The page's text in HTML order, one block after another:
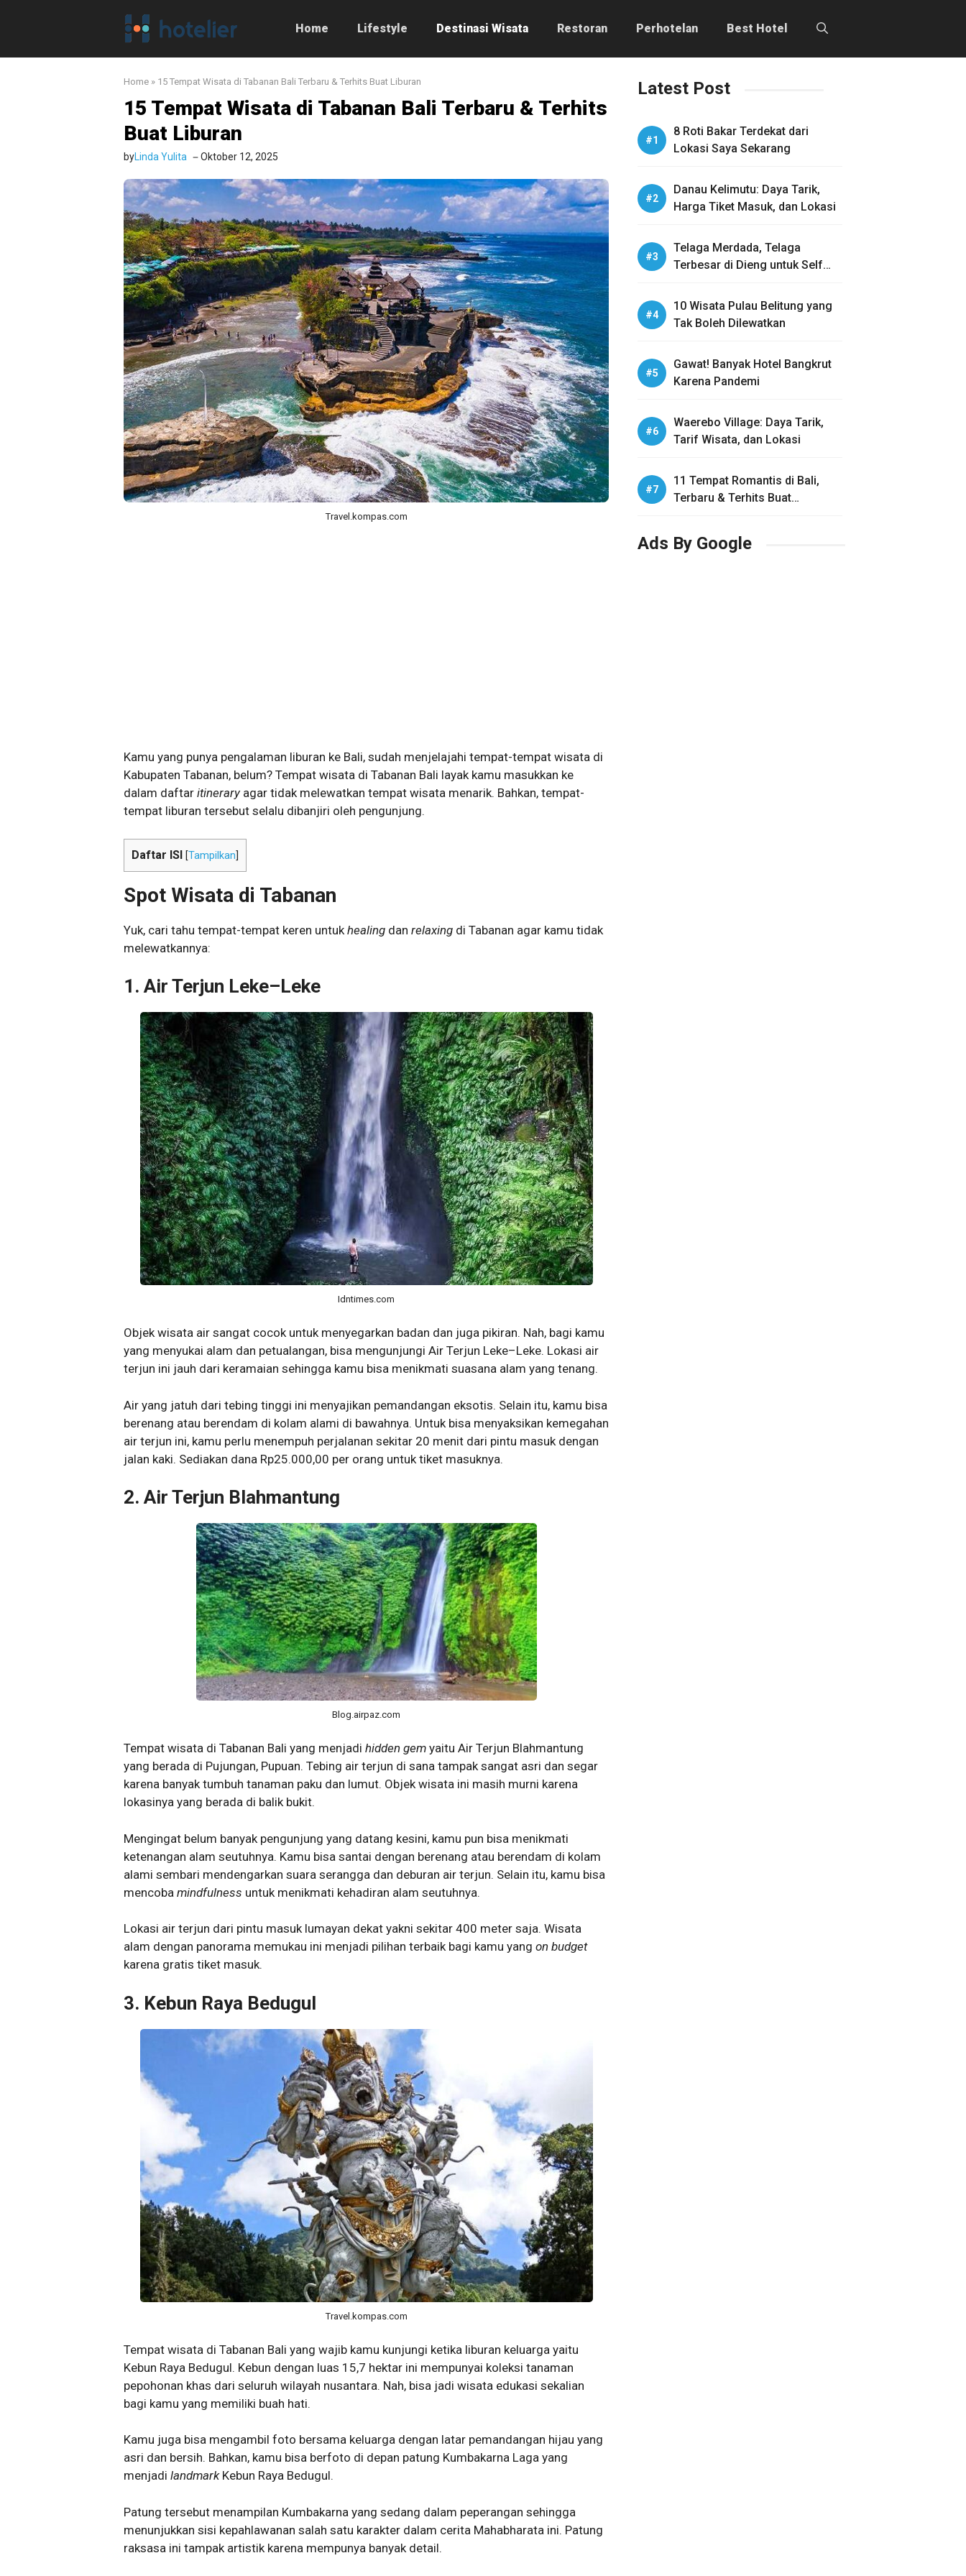
Home Lifestyle Destinasi Wisata Restoran Perhotelan Best Hotel
Home » 15 Tempat Wisata di Tabanan Bali Terbaru & Terhits Buat Liburan
15 Tempat Wisata di Tabanan Bali Terbaru & Terhits
Buat Liburan
byLinda Yulita Oktober 12, 2025
Travel.kompas.com
Kamu yang punya pengalaman liburan ke Bali, sudah menjelajahi tempat-tempat wisata di
Kabupaten Tabanan, belum? Tempat wisata di Tabanan Bali layak kamu masukkan ke
dalam daftar itinerary agar tidak melewatkan tempat wisata menarik. Bahkan, tempat-
tempat liburan tersebut selalu dibanjiri oleh pengunjung.
Daftar ISI [Tampilkan
Spot Wisata di Tabanan
Yuk, cari tahu tempat-tempat keren untuk healing dan relaxing di Tabanan agar kamu tidak
melewatkannya:
1. Air Terjun Leke–Leke
Idntimes.com
Objek wisata air sangat cocok untuk menyegarkan badan dan juga pikiran. Nah, bagi kamu
yang menyukai alam dan petualangan, bisa mengunjungi Air Terjun Leke–Leke. Lokasi air
terjun ini jauh dari keramaian sehingga kamu bisa menikmati suasana alam yang tenang.
Air yang jatuh dari tebing tinggi ini menyajikan pemandangan eksotis. Selain itu, kamu bisa
berenang atau berendam di kolam alami di bawahnya. Untuk bisa menyaksikan kemegahan
air terjun ini, kamu perlu menempuh perjalanan sekitar 20 menit dari pintu masuk dengan
jalan kaki. Sediakan dana Rp25.000,00 per orang untuk tiket masuknya.
2. Air Terjun Blahmantung
Blog.airpaz.com
Tempat wisata di Tabanan Bali yang menjadi hidden gem yaitu Air Terjun Blahmantung
yang berada di Pujungan, Pupuan. Tebing air terjun di sana tampak sangat asri dan segar
karena banyak tumbuh tanaman paku dan lumut. Objek wisata ini masih murni karena
lokasinya yang berada di balik bukit.
Mengingat belum banyak pengunjung yang datang kesini, kamu pun bisa menikmati
ketenangan alam seutuhnya. Kamu bisa santai dengan berenang atau berendam di kolam
alami sembari mendengarkan suara serangga dan deburan air terjun. Selain itu, kamu bisa
mencoba mindfulness untuk menikmati kehadiran alam seutuhnya.
Lokasi air terjun dari pintu masuk lumayan dekat yakni sekitar 400 meter saja. Wisata
alam dengan panorama memukau ini menjadi pilihan terbaik bagi kamu yang on budget
karena gratis tiket masuk.
3. Kebun Raya Bedugul
Travel.kompas.com
Tempat wisata di Tabanan Bali yang wajib kamu kunjungi ketika liburan keluarga yaitu
Kebun Raya Bedugul. Kebun dengan luas 15,7 hektar ini mempunyai koleksi tanaman
pepohonan khas dari seluruh wilayah nusantara. Nah, bisa jadi wisata edukasi sekalian
bagi kamu yang memiliki buah hati.
Kamu juga bisa mengambil foto bersama keluarga dengan latar pemandangan hijau yang
asri dan bersih. Bahkan, kamu bisa berfoto di depan patung Kumbakarna Laga yang
menjadi landmark Kebun Raya Bedugul.
Patung tersebut menampilan Kumbakarna yang sedang dalam peperangan sehingga
menunjukkan sisi kepahlawanan salah satu karakter dalam cerita Mahabharata ini. Patung
raksasa ini tampak artistik karena mempunya banyak detail.
Latest Post
8 Roti Bakar Terdekat dari
Lokasi Saya Sekarang
Danau Kelimutu: Daya Tarik,
Harga Tiket Masuk, dan Lokasi
Telaga Merdada, Telaga
Terbesar di Dieng untuk Self
10 Wisata Pulau Belitung yang
Tak Boleh Dilewatkan
Gawat! Banyak Hotel Bangkrut
Karena Pandemi
Waerebo Village: Daya Tarik,
Tarif Wisata, dan Lokasi
11 Tempat Romantis di Bali,
Terbaru & Terhits Buat
Ads By Google